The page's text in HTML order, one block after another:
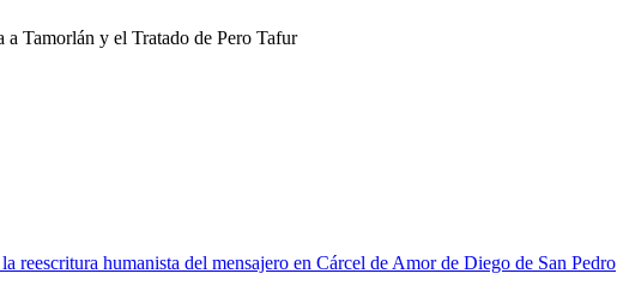
a Tamorlán y el Tratado de Pero Tafur
reescritura humanista del mensajero en Cárcel de Amor de Diego de San Pedro